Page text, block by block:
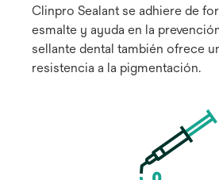
Clinpro Sealant se adhiere de
esmalte y ayuda en la
sellante dental también ofrece
resistencia a la pigmentación.